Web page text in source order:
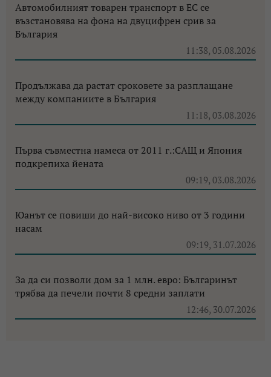
Автомобилният товарен транспорт в ЕС се
възстановява на фона на двуцифрен срив за
България
11:38, 05.08.2026
Продължава да растат сроковете за разплащане
между компаниите в България
11:18, 03.08.2026
Първа съвместна намеса от 2011 г.:САЩ и Япония
подкрепиха йената
09:19, 03.08.2026
Юанът се повиши до най-високо ниво от 3 години
насам
09:19, 31.07.2026
За да си позволи дом за 1 млн. евро: Българинът
трябва да печели почти 8 средни заплати
12:46, 30.07.2026